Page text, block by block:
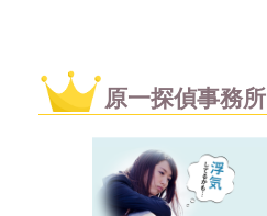
原一探偵事務所